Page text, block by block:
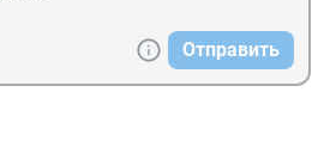
Отправить